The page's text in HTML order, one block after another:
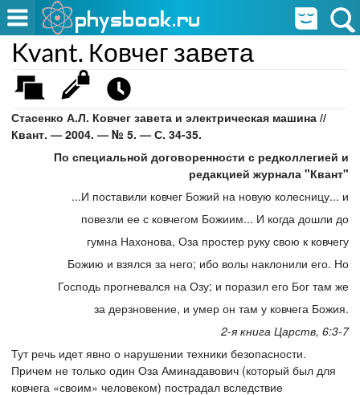
Kvant. Ковчег завета
Стасенко А.Л. Ковчег завета и электрическая машина //
Квант. — 2004. — № 5. — С. 34-35.
По специальной договоренности с редколлегией и
редакцией журнала "Квант"
...И поставили ковчег Божий на новую колесницу... и
повезли ее с ковчегом Божиим... И когда дошли до
гумна Нахонова, Оза простер руку свою к ковчегу
Божию и взялся за него; ибо волы наклонили его. Но
Господь прогневался на Озу; и поразил его Бог там же
за дерзновение, и умер он там у ковчега Божия.
2-я книга Царств, 6:3-7
Тут речь идет явно о нарушении техники безопасности.
Причем не только один Оза Аминадавович (который был для
ковчега «своим» человеком) пострадал вследствие